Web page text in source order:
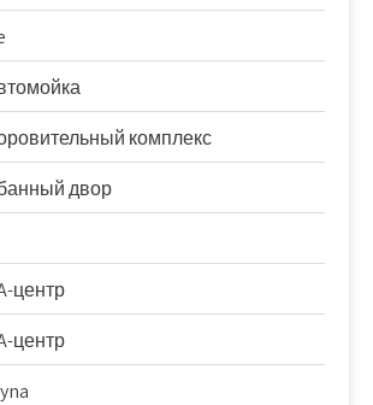
комплекс
двор
центр
центр